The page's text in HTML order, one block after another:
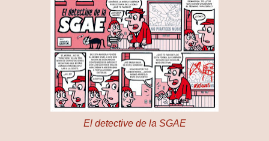
El detective de la SGAE